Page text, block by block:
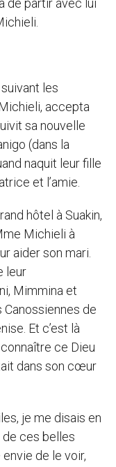
de partir avec lui
les
accepta
sa nouvelle
(dans la
naquit leur fille
et l’amie.
hôtel à Suakin,
Michieli à
aider son mari.
leur
Mimmina et
de
Et c’est là
ce Dieu
dans son cœur
je me disais en
ces belles
envie de le voir,